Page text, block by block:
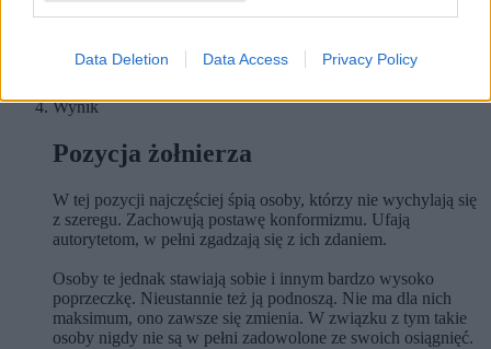
Data Deletion Data Access Privacy Policy
zazdrosne bez powodu. Pragną najbardziej bliskiej relacji.
Udostępnij swój wynik!
Wynik
Pozycja żołnierza
W tej pozycji najczęściej śpią osoby, którzy nie wychylają się
z szeregu. Zachowują postawę konformizmu. Ufają
autorytetom, w pełni zgadzają się z ich zdaniem.
Osoby te jednak stawiają sobie i innym bardzo wysoko
poprzeczkę. Nieustannie też ją podnoszą. Nie ma dla nich
maksimum, ono zawsze się zmienia. W związku z tym takie
osoby nigdy nie są w pełni zadowolone ze swoich osiągnięć.